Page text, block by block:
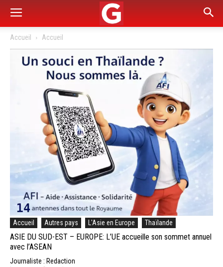
Accueil Accueil
Accueil Autres pays L'Asie en Europe Thaïlande
ASIE DU SUD-EST – EUROPE: L’UE accueille son sommet annuel
avec l’ASEAN
Journaliste : Redaction